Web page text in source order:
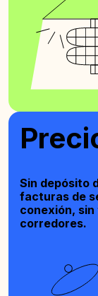
Sin depósito
facturas de
conexión,
corredores.